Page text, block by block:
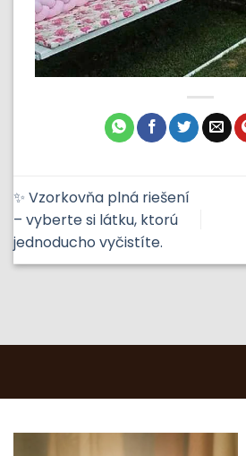
✨ Vzorkovňa plná riešení
– vyberte si látku, ktorú
jednoducho vyčistíte.